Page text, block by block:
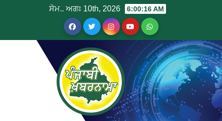
ਸੋਮ.. ਅਗਃ 10th, 2026 6:00:17 AM